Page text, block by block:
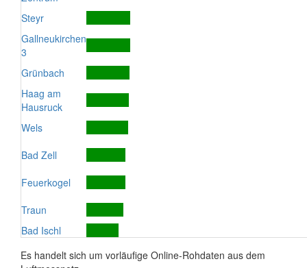
Steyr
Gallneukirchen
3
Grünbach
Haag am
Hausruck
Wels
Bad Zell
Feuerkogel
Traun
Bad Ischl
Es handelt sich um vorläufige Online-Rohdaten aus dem